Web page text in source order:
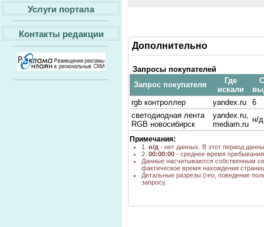
Услуги портала
Контакты редакции
Дополнительно
Запросы покупателей
Запрос покупателя
Где
искали
rgb контроллер
yandex.ru
6
светодиодная лента
RGB новосибирск
yandex.ru,
mediam.ru
н/д
Примечания:
1. н/д - нет данных. В этот период
2. 00:00:00 - среднее время
Данные насчитываются собственным
фактическое время нахождения
Детальные разрезы (гео, поведение
запросу.